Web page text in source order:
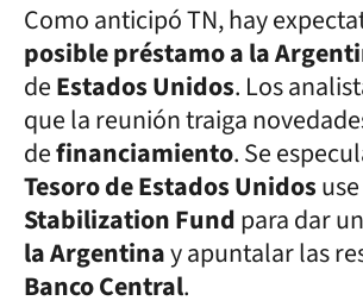
Como anticipó TN, hay
posible préstamo a la
deEstados Unidos. Los
que la reunión traiga
definanciamiento. Se
Tesoro de Estados Unidos
Stabilization Fundpara dar un
la Argentinay apuntalar las
Banco Central.